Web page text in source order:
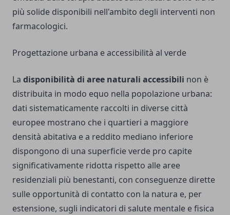
più solide disponibili nell'ambito degli interventi non
farmacologici.
Progettazione urbana e accessibilità al verde
La disponibilità di aree naturali accessibili non è
distribuita in modo equo nella popolazione urbana:
dati sistematicamente raccolti in diverse città
europee mostrano che i quartieri a maggiore
densità abitativa e a reddito mediano inferiore
dispongono di una superficie verde pro capite
significativamente ridotta rispetto alle aree
residenziali più benestanti, con conseguenze dirette
sulle opportunità di contatto con la natura e, per
estensione, sugli indicatori di salute mentale e fisica